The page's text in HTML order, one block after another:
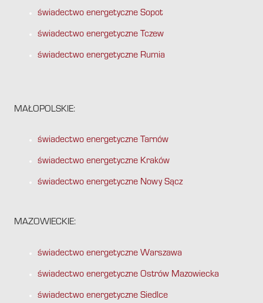
świadectwo energetyczne Sopot
świadectwo energetyczne Tczew
świadectwo energetyczne Rumia
MAŁOPOLSKIE:
świadectwo energetyczne Tarnów
świadectwo energetyczne Kraków
świadectwo energetyczne Nowy Sącz
MAZOWIECKIE:
świadectwo energetyczne Warszawa
świadectwo energetyczne Ostrów Mazowiecka
świadectwo energetyczne Siedlce